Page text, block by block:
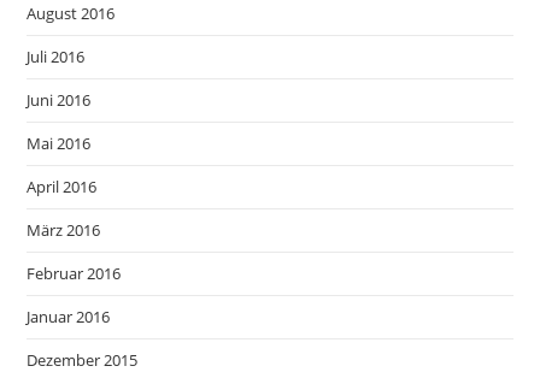
August 2016
Juli 2016
Juni 2016
Mai 2016
April 2016
März 2016
Februar 2016
Januar 2016
Dezember 2015